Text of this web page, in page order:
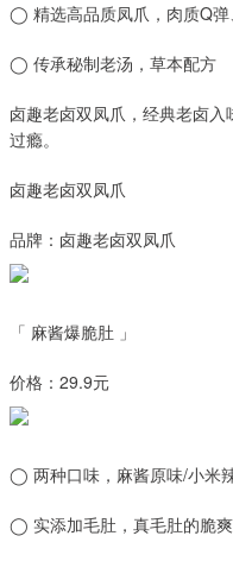
◯ 精选高品质凤爪，肉质Q弹
◯ 传承秘制老汤，草本配方
卤趣老卤双凤爪，经典老卤
过瘾。
卤趣老卤双凤爪
品牌：卤趣老卤双凤爪
「 麻酱爆脆肚 」
价格：29.9元
◯ 两种口味，麻酱原味/小米
◯ 实添加毛肚，真毛肚的脆